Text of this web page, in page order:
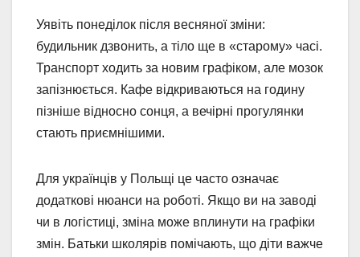
Уявіть понеділок після весняної зміни:
будильник дзвонить, а тіло ще в «старому» часі.
Транспорт ходить за новим графіком, але мозок
запізнюється. Кафе відкриваються на годину
пізніше відносно сонця, а вечірні прогулянки
стають приємнішими.
Для українців у Польщі це часто означає
додаткові нюанси на роботі. Якщо ви на заводі
чи в логістиці, зміна може вплинути на графіки
змін. Батьки школярів помічають, що діти важче